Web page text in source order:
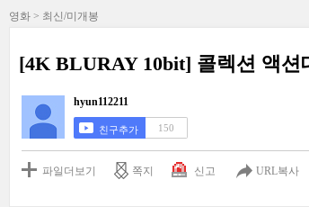
영화 > 최신/미개봉
[4K BLURAY 10bit] 콜렉션 액션
hyun112211
친구추가 150
파일더보기 쪽지 신고 URL복사